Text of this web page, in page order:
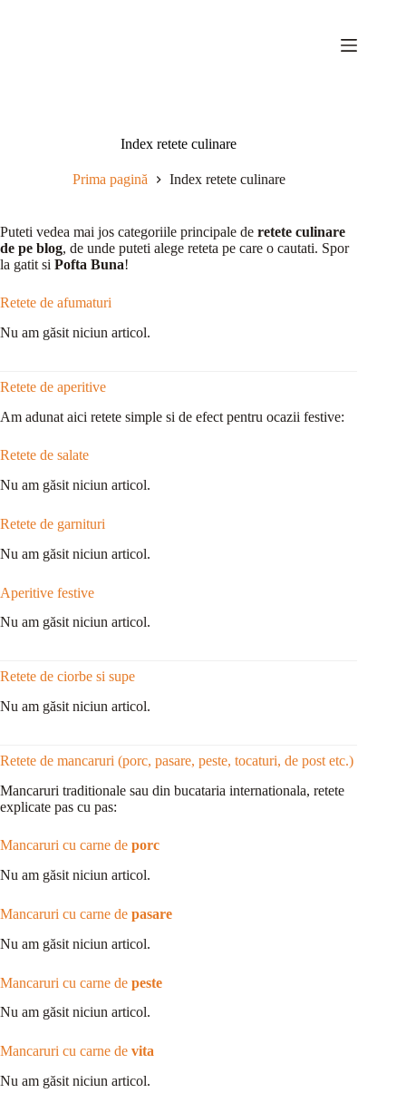
Index retete culinare
Prima pagină Index retete culinare
Puteti vedea mai jos categoriile principale de retete culinare
de pe blog, de unde puteti alege reteta pe care o cautati. Spor
la gatit si Pofta Buna!
Retete de afumaturi
Nu am găsit niciun articol.
Retete de aperitive
Am adunat aici retete simple si de efect pentru ocazii festive:
Retete de salate
Nu am găsit niciun articol.
Retete de garnituri
Nu am găsit niciun articol.
Aperitive festive
Nu am găsit niciun articol.
Retete de ciorbe si supe
Nu am găsit niciun articol.
Retete de mancaruri (porc, pasare, peste, tocaturi, de post etc.)
Mancaruri traditionale sau din bucataria internationala, retete
explicate pas cu pas:
Mancaruri cu carne de porc
Nu am găsit niciun articol.
Mancaruri cu carne de pasare
Nu am găsit niciun articol.
Mancaruri cu carne de peste
Nu am găsit niciun articol.
Mancaruri cu carne de vita
Nu am găsit niciun articol.